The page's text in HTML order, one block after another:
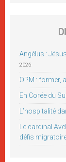
Angélus :
2026
OPM : former,
En Corée du
L’hospitalité
Le cardinal
défis